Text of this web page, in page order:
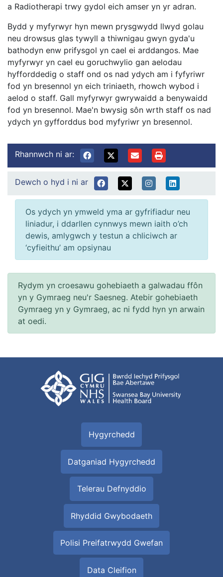
a Radiotherapi trwy gydol eich amser yn yr adran.
Bydd y myfyrwyr hyn mewn prysgwydd llwyd golau
neu drowsus glas tywyll a thiwnigau gwyn gyda'u
bathodyn enw prifysgol yn cael ei arddangos. Mae
myfyrwyr yn cael eu goruchwylio gan aelodau
hyfforddedig o staff ond os nad ydych am i fyfyriwr
fod yn bresennol yn eich triniaeth, rhowch wybod i
aelod o staff. Gall myfyrwyr gwrywaidd a benywaidd
fod yn bresennol. Mae'n bwysig sôn wrth staff os nad
ydych yn gyfforddus bod myfyriwr yn bresennol.
Rhannwch ni ar:
Dewch o hyd i ni ar
Os ydych yn ymweld yma ar gyfrifiadur neu
liniadur, i ddarllen cynnwys mewn iaith o’ch
dewis, amlygwch y testun a chliciwch ar
‘cyfieithu’ am opsiynau
Rydym yn croesawu gohebiaeth a galwadau ffôn
yn y Gymraeg neu'r Saesneg. Atebir gohebiaeth
Gymraeg yn y Gymraeg, ac ni fydd hyn yn arwain
at oedi.
Hygyrchedd
Datganiad Hygyrchedd
Telerau Defnyddio
Rhyddid Gwybodaeth
Polisi Preifatrwydd Gwefan
Data Cleifion